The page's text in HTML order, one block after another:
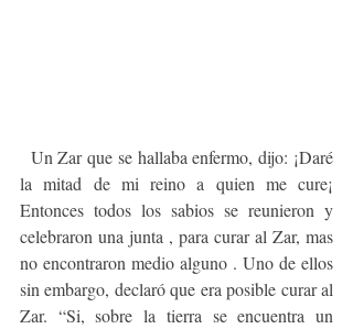
la mitad de mi reino a quien me cure¡
Entonces todos los sabios se reunieron y
celebraron una junta , para curar al Zar, mas
no encontraron medio alguno . Uno de ellos
sin embargo, declaró que era posible curar al
Zar. “Si, sobre la tierra se encuentra un